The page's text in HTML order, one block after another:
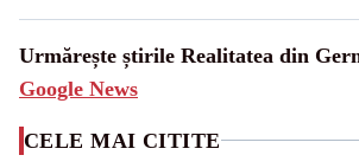
Urmărește știrile Realitatea din
Google News
CELE MAI CITITE